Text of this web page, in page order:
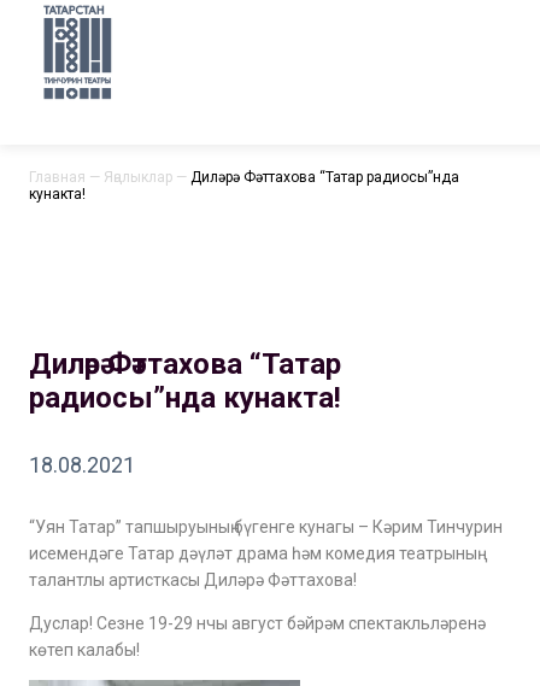
Главная — Яңалыклар — Диләрә Фәттахова “Татар радиосы”нда
кунакта!
Диләрә Фәттахова “Татар
радиосы”нда кунакта!
18.08.2021
“Уян Татар” тапшыруының бүгенге кунагы – Кәрим Тинчурин
исемендәге Татар дәүләт драма һәм комедия театрының
талантлы артисткасы Диләрә Фәттахова!
Дуслар! Сезне 19-29 нчы август бәйрәм спектакльләренә
көтеп калабы!